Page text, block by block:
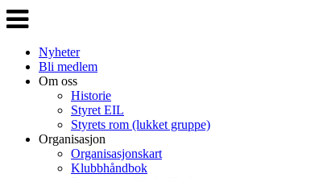
Veksle
navigasjon
Nyheter
Bli medlem
Om oss
Historie
Styret EIL
Styrets rom (lukket gruppe)
Organisasjon
Organisasjonskart
Klubbhåndbok